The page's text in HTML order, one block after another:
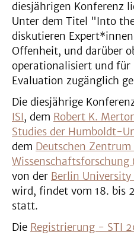
diesjährigen Konferenz
Unter dem Titel "Into
diskutieren
Offenheit, und darüber
operationalisiert und
Evaluation zugänglich
Die diesjährige
ISI, dem Robert K.
Studies der Humboldt-
dem Deutschen
Wissenschaftsforschung
von der Berlin
wird, findet vom 18. bis
statt.
Die Registrierung - STI